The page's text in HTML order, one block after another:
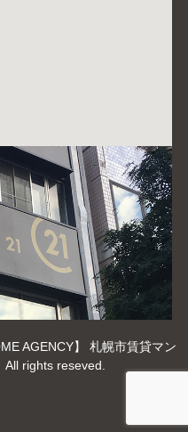
AGENCY】 札幌市賃貸マン
rights reseved.